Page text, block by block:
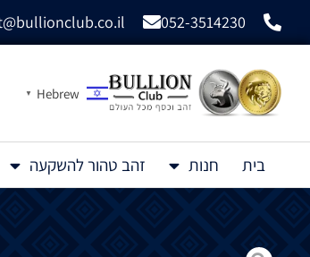
052-3514230
Hebrew
▼
בית חנות זהב טהור להשקעה